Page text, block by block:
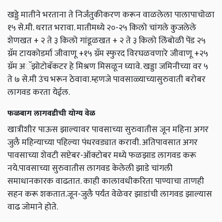
खड्डे मातीने भरताना ते निर्जंतुकीकरण करून वाळलेला पालापाचोळा
१५ से.मी. थरात भरावा. मातीमध्ये २०-२५ किलो चांगले कुजलेले
शेणखत + २ ते ३ किलो गांडूळखत + २ ते ३ किलो लिंबोळी पेंड २५
ग्रॅम टायकोडर्मा जीवाणू +१५ ग्रॅम स्फुरद विरघळवणारे जीवाणू +२५
ग्रॅम अॅझोटोबॅकटर हे मिश्रण मिसळून घ्यावे. खड्डा जमिनीच्या वर ५
ते ७ से.मी उंच भरून ठेवावा.म्हणजे पावसाळ्याच्यासुरुवाती बरोबर
लागवड करता येईल.
फळबाग लागवडीची योग्य वेळ
खात्रीशीर पाऊस झाल्यावर पावसाच्या सुरुवातीस जून महिना अगर
जुलै महिन्याच्या पहिल्या पंधरवड्यात करावी. अतिपावसात अगर
पावसाच्या शेवटी सप्टेबर-ऑक्टोबर मध्ये फळझाड लागवड करू
नये.पावसाच्या सुरुवातीस लागवड केलेली झाडे चांगली
समाधानकारक वाढतात. काही कालावधीकरिता पाण्याचा ताणही
सहन करू शकतात.जून-जुलै पर्यंत वेळेवर झाडांची लागवड झाल्यास
वाढ जोमाने होते.